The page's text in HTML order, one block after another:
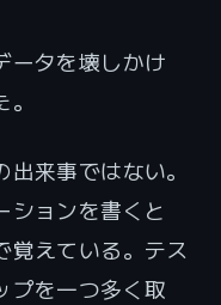
ータを壊しかけ
来事ではない。
ションを書くと
覚えている。テス
プを一つ多く取